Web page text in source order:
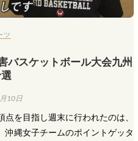
ツ
バスケットボール大会九州
10日
を目指し週末に行われたのは、
沖縄女子チームのポイントゲッタ